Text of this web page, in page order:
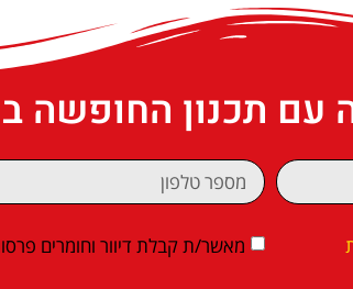
עם תכנון החופשה
מאשר/ת קבלת דיוור וחומרים